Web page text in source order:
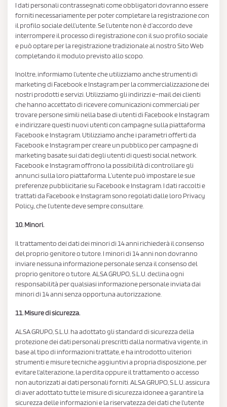
I dati personali contrassegnati come obbligatori dovranno essere
forniti necessariamente per poter completare la registrazione con
il profilo sociale dell’utente. Se l’utente non è d’accordo deve
interrompere il processo di registrazione con il suo profilo sociale
e può optare per la registrazione tradizionale al nostro Sito Web
completando il modulo previsto allo scopo.
Inoltre, informiamo l’utente che utilizziamo anche strumenti di
marketing di Facebook e Instagram per la commercializzazione dei
nostri prodotti e servizi. Utilizziamo gli indirizzi e-mail dei clienti
che hanno accettato di ricevere comunicazioni commerciali per
trovare persone simili nella base di utenti di Facebook e Instagram
e indirizzare questi nuovi utenti con campagne sulla piattaforma
Facebook e Instagram. Utilizziamo anche i parametri offerti da
Facebook e Instagram per creare un pubblico per campagne di
marketing basate sui dati degli utenti di questi social network.
Facebook e Instagram offrono la possibilità di controllare gli
annunci sulla loro piattaforma. L’utente può impostare le sue
preferenze pubblicitarie su Facebook e Instagram. I dati raccolti e
trattati da Facebook e Instagram sono regolati dalle loro Privacy
Policy, che l’utente deve sempre consultare.
10. Minori.
Il trattamento dei dati dei minori di 14 anni richiederà il consenso
del proprio genitore o tutore. I minori di 14 anni non dovranno
inviare nessuna informazione personale senza il consenso del
proprio genitore o tutore. ALSA GRUPO, S.L.U. declina ogni
responsabilità per qualsiasi informazione personale inviata dai
minori di 14 anni senza opportuna autorizzazione.
11. Misure di sicurezza.
ALSA GRUPO, S.L.U. ha adottato gli standard di sicurezza della
protezione dei dati personali prescritti dalla normativa vigente, in
base al tipo di informazioni trattate, e ha introdotto ulteriori
strumenti e misure tecniche aggiuntivi a propria disposizione, per
evitare l'alterazione, la perdita oppure il trattamento o accesso
non autorizzati ai dati personali forniti. ALSA GRUPO, S.L.U. assicura
di aver adottato tutte le misure di sicurezza idonee a garantire la
sicurezza delle informazioni e la riservatezza dei dati che l'utente